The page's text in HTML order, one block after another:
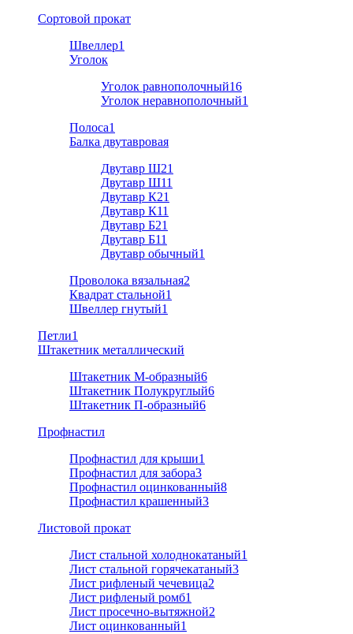
Cортовой прокат
Швеллер1
Уголок
Уголок равнополочный16
Уголок неравнополочный1
Полоса1
Балка двутавровая
Двутавр Ш21
Двутавр Ш11
Двутавр К21
Двутавр К11
Двутавр Б21
Двутавр Б11
Двутавр обычный1
Проволока вязальная2
Квадрат стальной1
Швеллер гнутый1
Петли1
Штакетник металлический
Штакетник М-образный6
Штакетник Полукруглый6
Штакетник П-образный6
Профнастил
Профнастил для крыши1
Профнастил для забора3
Профнастил оцинкованный8
Профнастил крашенный3
Листовой прокат
Лист стальной холоднокатаный1
Лист стальной горячекатаный3
Лист рифленый чечевица2
Лист рифленый ромб1
Лист просечно-вытяжной2
Лист оцинкованный1